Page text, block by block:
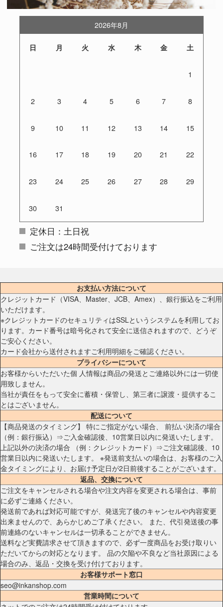
2026年8月
日 月 火 水 木 金 土
1
2 3 4 5 6 7 8
9 10 11 12 13 14 15
16 17 18 19 20 21 22
23 24 25 26 27 28 29
30 31
定休日：土日祝
ご注文は24時間受付けております
お支払い方法について
クレジットカード（VISA、Master、JCB、Amex）、銀行振込をご利用
いただけます。
※クレジットカードのセキュリティはSSLというシステムを利用してお
ります。カード番号は暗号化されて安全に送信されますので、どうぞ
ご安心ください。
カード会社から送付されますご利用明細をご確認ください。
プライバシーについて
お客様からいただいた個 人情報は商品の発送とご連絡以外には一切使
用致しません。
当社が責任をもって安全に蓄積・保管し、第三者に譲渡・提供するこ
とはございません。
配送について
【商品発送のタイミング】 特にご指定がない場合、 前払い決済の場合
（例：銀行振込）⇒ご入金確認後、10営業日以内に発送いたします。
上記以外の決済の場合 （例：クレジットカード）⇒ご注文確認後、10
営業日以内に発送いたします。 ※発送前支払いの場合は、お客様のご入
金タイミングにより、お届け予定日が2日前後することがございます。
返品、交換について
ご注文をキャンセルされる場合や注文内容を変更される場合は、事前
に必ずご連絡ください。
発送前であれば対応可能ですが、発送完了後のキャンセルや内容変更
出来ませんので、あらかじめご了承ください。 また、代引発送後の事
前連絡のないキャンセルは一切承ることができません。
送料など実費請求させて頂きますので、必ず一度商品をお受け取りい
ただいてからの対応となります。 品の欠陥や不良など当社原因による
場合のみ、返品・交換を受け付けております。
お客様サポート窓口
seo@inkanshop.com
営業時間について